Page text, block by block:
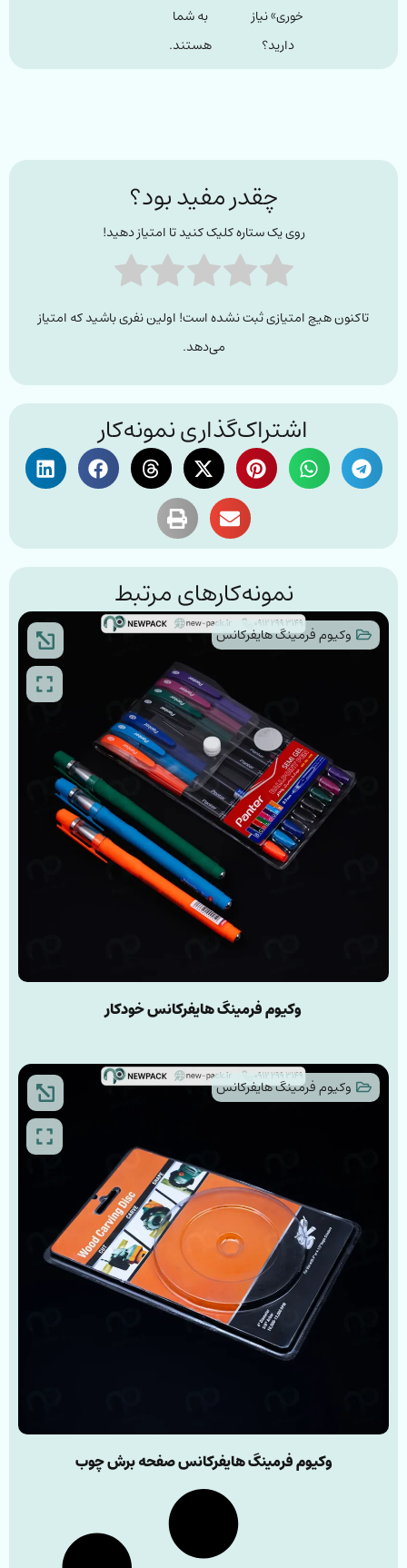
خوری» نیاز
دارید؟
به شما
هستند.
چقدر مفید بود؟
روی یک ستاره کلیک کنید تا امتیاز دهید!
تاکنون هیچ امتیازی ثبت نشده است! اولین نفری باشید که امتیاز
می‌دهد.
اشتراک‌گذاری نمونه‌کار
نمونه‌کارهای مرتبط
وکیوم فرمینگ هایفرکانس
وکیوم فرمینگ هایفرکانس خودکار
وکیوم فرمینگ هایفرکانس
وکیوم فرمینگ هایفرکانس صفحه برش چوب